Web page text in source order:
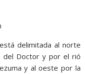
delimitada al norte
del Doctor y por el rió
y al oeste por la